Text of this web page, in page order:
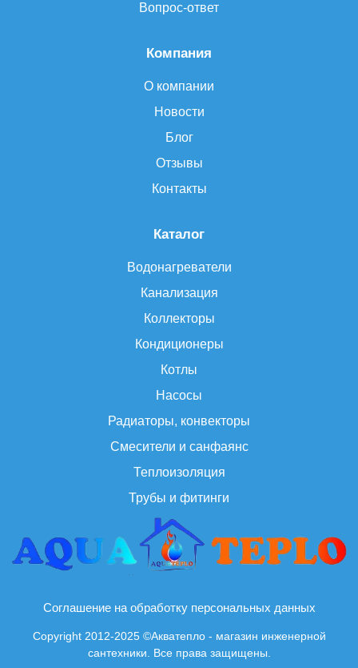
Каталог
Водонагреватели
Канализация
Коллекторы
Кондиционеры
Котлы
Насосы
Радиаторы, конвекторы
Смесители и санфаянс
Теплоизоляция
Трубы и фитинги
Компания
О компании
Новости
Блог
Отзывы
Контакты
Вопрос-ответ
Соглашение на обработку персональных данных
Copyright 2012-2025 ©Акватепло - магазин инженерной
сантехники. Все права защищены.